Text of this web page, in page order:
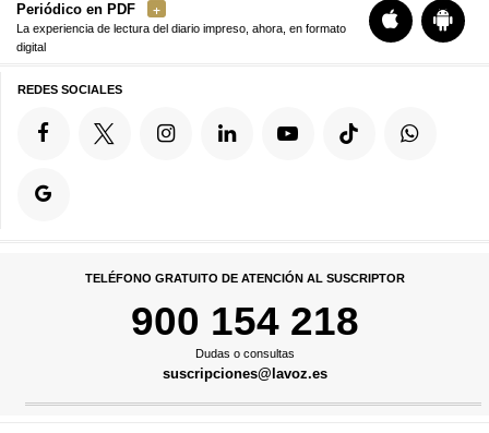
Periódico en PDF
La experiencia de lectura del diario impreso, ahora, en formato
digital
REDES SOCIALES
TELÉFONO GRATUITO DE ATENCIÓN AL SUSCRIPTOR
900 154 218
Dudas o consultas
suscripciones@lavoz.es